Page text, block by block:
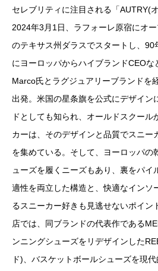
セレブリティに注目される「AUTRY(
2024年3月1日、ラフォーレ原宿にオ
のテキサス州ダラスでスタートし、
にヨーロッパからハイブランドCEO
Marco氏とラグジュアリーブランドを
出発。米国の星条旗を公式にデザイン
ドとしても知られ、オールドスクール
カーは、そのデザインと品質でスニー
を集めている。そして、ヨーロッパの
ューズを履くニーズもあり、裏をパイ
適性を両立した構造と、快適なインソ
るスニーカー好きも見逃せないポイン
店では、同ブランドの代表作である
ンニングシューズをリデザインした
ド)、バスケットボールシューズを現